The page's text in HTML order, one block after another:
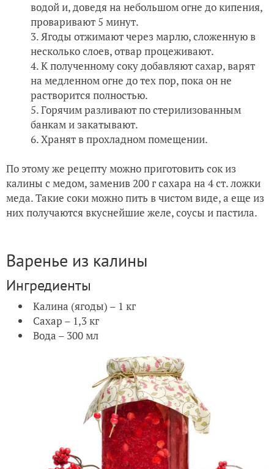
водой и, доведя на небольшом огне до кипения,
проваривают 5 минут.
Ягоды отжимают через марлю, сложенную в
несколько слоев, отвар процеживают.
К полученному соку добавляют сахар, варят
на медленном огне до тех пор, пока он не
растворится полностью.
Горячим разливают по стерилизованным
банкам и закатывают.
Хранят в прохладном помещении.
По этому же рецепту можно приготовить сок из
калины с медом, заменив 200 г сахара на 4 ст. ложки
меда. Такие соки можно пить в чистом виде, а еще из
них получаются вкуснейшие желе, соусы и пастила.
Варенье из калины
Ингредиенты
Калина (ягоды) – 1 кг
Сахар – 1,3 кг
Вода – 300 мл